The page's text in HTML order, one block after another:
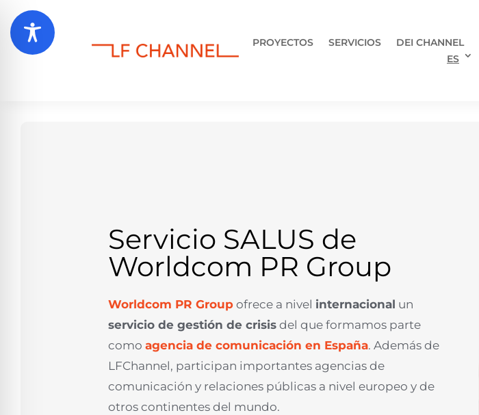
PROYECTOS SERVICIOS DEI CHANNEL
ES
Servicio SALUS de
Worldcom PR Group
Worldcom PR Group ofrece a nivel internacional un
servicio de gestión de crisis del que formamos parte
comoagencia de comunicación en España. Además de
LFChannel, participan importantes agencias de
comunicación y relaciones públicas a nivel europeo y de
otros continentes del mundo.